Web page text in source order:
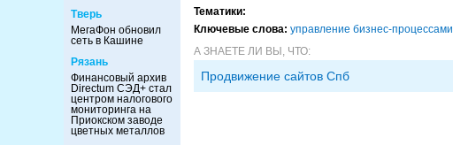
Тверь
МегаФон обновил
сеть в Кашине
Рязань
Финансовый архив
Directum СЭД+ стал
центром налогового
мониторинга на
Приокском заводе
цветных металлов
Тематики:
Ключевые слова: управление бизнес-процессами
А ЗНАЕТЕ ЛИ ВЫ, ЧТО:
Продвижение сайтов Спб